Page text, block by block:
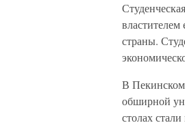
страны.
В Пекинском
обширной
столах